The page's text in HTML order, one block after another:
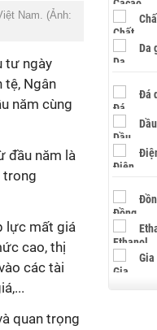
Nam. (Ảnh:
tư ngày
tệ, Ngân
năm cùng
đầu năm là
trong
lực mất giá
cao, thị
các tài
quan trọng
Da
Đá
Gia